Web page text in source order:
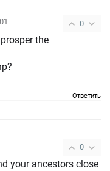
0
the
Ответить
0
your ancestors close